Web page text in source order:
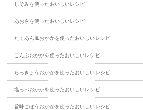
しそみを使ったおいしいレシピ
あおさを使ったおいしいレシピ
たくあん風おかかを使ったおいしいレシピ
こんぶおかかを使ったおいしいレシピ
らっきょうおかかを使ったおいしいレシピ
塩っぺおかかを使ったおいしいレシピ
旨味ごぼうおかかを使ったおいしいレシピ